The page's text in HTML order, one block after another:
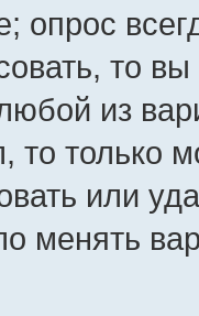
опрос
то
из
то только
или
менять